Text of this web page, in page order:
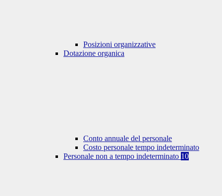
Posizioni organizzative
Dotazione organica
Conto annuale del personale
Costo personale tempo indeterminato
Personale non a tempo indeterminato 10